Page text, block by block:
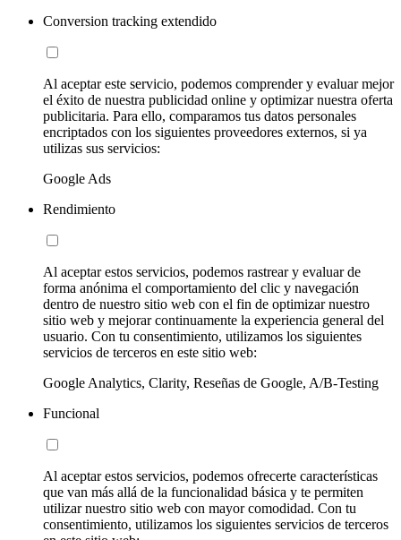
Conversion tracking extendido
Al aceptar este servicio, podemos comprender y evaluar mejor
el éxito de nuestra publicidad online y optimizar nuestra oferta
publicitaria. Para ello, comparamos tus datos personales
encriptados con los siguientes proveedores externos, si ya
utilizas sus servicios:
Google Ads
Rendimiento
Al aceptar estos servicios, podemos rastrear y evaluar de
forma anónima el comportamiento del clic y navegación
dentro de nuestro sitio web con el fin de optimizar nuestro
sitio web y mejorar continuamente la experiencia general del
usuario. Con tu consentimiento, utilizamos los siguientes
servicios de terceros en este sitio web:
Google Analytics, Clarity, Reseñas de Google, A/B-Testing
Funcional
Al aceptar estos servicios, podemos ofrecerte características
que van más allá de la funcionalidad básica y te permiten
utilizar nuestro sitio web con mayor comodidad. Con tu
consentimiento, utilizamos los siguientes servicios de terceros